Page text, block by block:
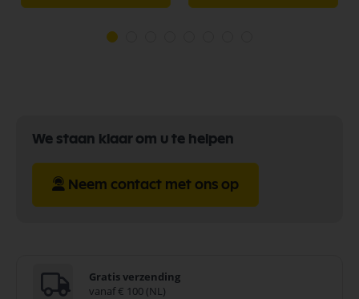
We staan klaar om u te helpen
Neem contact met ons op
Gratis verzending
vanaf € 100 (NL)